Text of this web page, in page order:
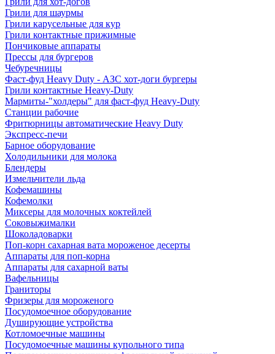
Грили для шаурмы
Грили карусельные для кур
Грили контактные прижимные
Пончиковые аппараты
Прессы для бургеров
Чебуречницы
Фаст-фуд Heavy Duty - АЗС хот-доги бургеры
Грили контактные Heavy-Duty
Мармиты-"холдеры" для фаст-фуд Heavy-Duty
Станции рабочие
Фритюрницы автоматические Heavy Duty
Экспресс-печи
Барное оборудование
Холодильники для молока
Блендеры
Измельчители льда
Кофемашины
Кофемолки
Миксеры для молочных коктейлей
Соковыжималки
Шоколадоварки
Поп-корн сахарная вата мороженое десерты
Аппараты для поп-корна
Аппараты для сахарной ваты
Вафельницы
Граниторы
Фризеры для мороженого
Посудомоечное оборудование
Душирующие устройства
Котломоечные машины
Посудомоечные машины купольного типа